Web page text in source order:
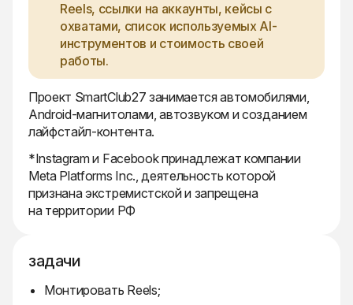
Reels, ссылки на аккаунты, кейсы с
охватами, список используемых AI-
инструментов и стоимость своей
работы.
Проект SmartClub27 занимается автомобилями,
Android-магнитолами, автозвуком и созданием
лайфстайл-контента.
*Instagram и Facebook принадлежат компании
Meta Platforms Inc., деятельность которой
признана экстремистской и запрещена
на территории РФ
задачи
Монтировать Reels;